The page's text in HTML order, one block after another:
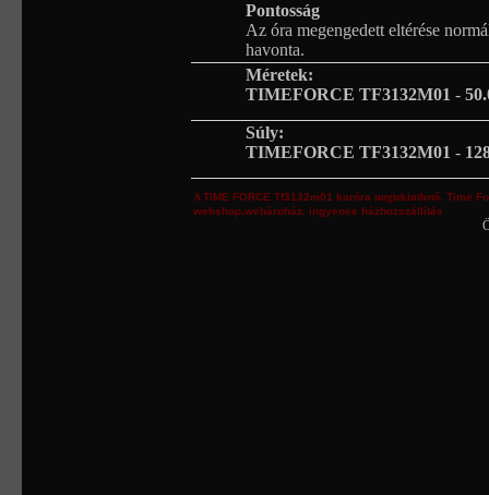
Pontosság
Az óra megengedett eltérése
havonta.
Méretek:
TIMEFORCE TF3132M01 -
Súly:
TIMEFORCE TF3132M01 -
ATIME FORCE Tf3132m01 karóra megtekinthető.Time
webshop,webáruház,ingyenes házhozszállítás